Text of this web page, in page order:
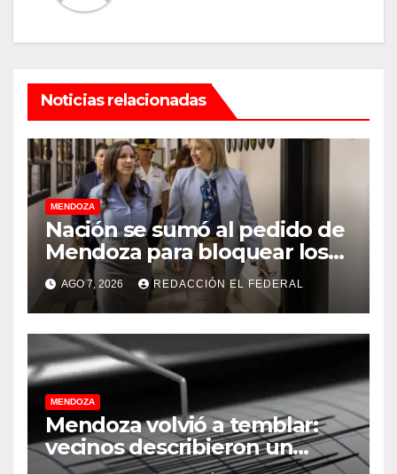
Noticias relacionadas
MENDOZA
Nación se sumó al pedido de
Mendoza para bloquear los
celulares en las cárceles de
la provincia
AGO 7, 2026 REDACCIÓN EL FEDERAL
MENDOZA
Mendoza volvió a temblar:
vecinos describieron un
“sacudón” acompañado por